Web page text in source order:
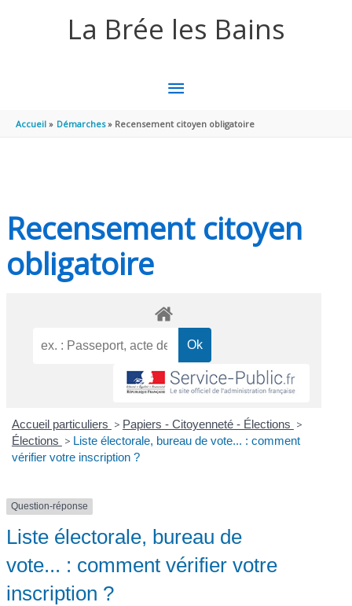
La Brée les Bains
MENU
PRINCIPAL
Accueil Démarches Recensement citoyen obligatoire
Recensement citoyen
obligatoire
Accueil particuliers > Papiers - Citoyenneté - Élections >
Élections > Liste électorale, bureau de vote... : comment
vérifier votre inscription ?
Question-réponse
Liste électorale, bureau de
vote... : comment vérifier votre
inscription ?